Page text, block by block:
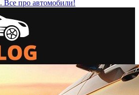
про автомобили!